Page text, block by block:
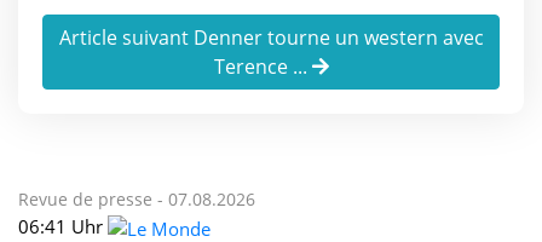
Article suivant Denner tourne un western avec
Terence ...
Revue de presse - 07.08.2026
06:41 Uhr